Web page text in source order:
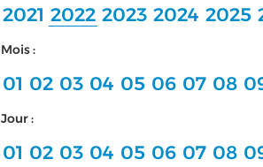
ABONNEZ-VOUS À LA
2021 2022 2023 2024 2025
Mois :
01 02 03 04 05 06 07 08
Jour :
01 02 03 04 05 06 07 08